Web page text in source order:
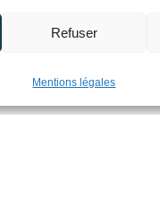
Refuser
Mentions légales